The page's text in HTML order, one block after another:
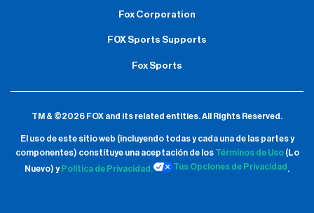
Fox Corporation
FOX Sports Supports
Fox Sports
TM & ©2026 FOX and its related entities.All Rights Reserved.
El uso de este sitio web (incluyendo todas y cada una de las partes y
componentes) constituye una aceptación de los Términos de Uso(Lo
Nuevo) y Política de Privacidad. Tus Opciones de Privacidad .